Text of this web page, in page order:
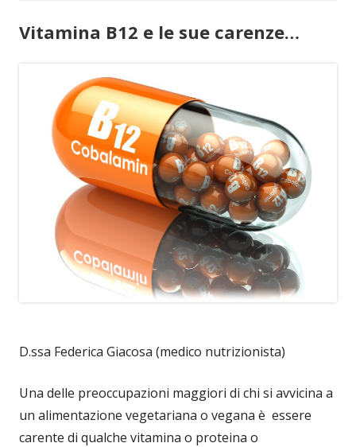
Vitamina B12 e le sue carenze…
D.ssa Federica Giacosa (medico nutrizionista)
Una delle preoccupazioni maggiori di chi si avvicina a
un alimentazione vegetariana o vegana è essere
carente di qualche vitamina o proteina o